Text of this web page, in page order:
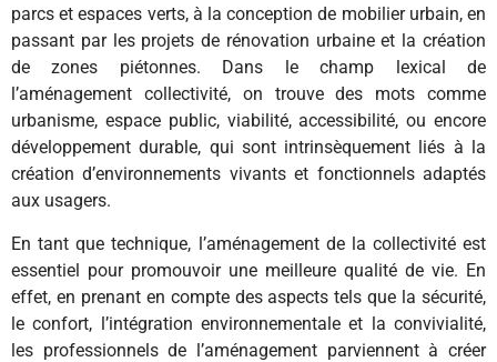
parcs et espaces verts, à la conception de mobilier urbain, en
passant par les projets de rénovation urbaine et la création
de zones piétonnes. Dans le champ lexical de
l’aménagement collectivité, on trouve des mots comme
urbanisme, espace public, viabilité, accessibilité, ou encore
développement durable, qui sont intrinsèquement liés à la
création d’environnements vivants et fonctionnels adaptés
aux usagers.
En tant que technique, l’aménagement de la collectivité est
essentiel pour promouvoir une meilleure qualité de vie. En
effet, en prenant en compte des aspects tels que la sécurité,
le confort, l’intégration environnementale et la convivialité,
les professionnels de l’aménagement parviennent à créer